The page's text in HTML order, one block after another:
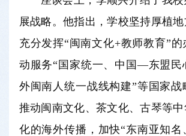
展战略。他指出，学校坚持厚植地
充分发挥“闽南文化+教师教育”
动服务“国家统一、中国—东盟民
外闽南人统一战线构建”等国家战
推动闽南文化、茶文化、古琴等
化的海外传播，加快“东南亚知名